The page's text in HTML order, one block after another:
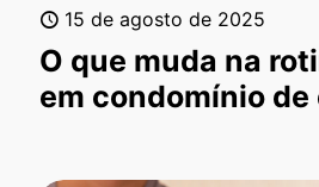
15 de agosto de 2025
O que muda na
em condomínio de